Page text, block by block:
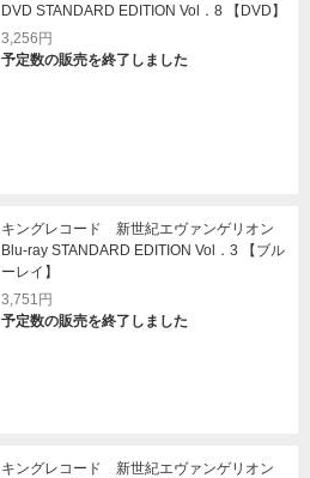
DVD STANDARD EDITION Vol．8 【DVD】
3,256円
予定数の販売を終了しました
キングレコード 新世紀エヴァンゲリオン
Blu-ray STANDARD EDITION Vol．3 【ブル
ーレイ】
3,751円
予定数の販売を終了しました
キングレコード 新世紀エヴァンゲリオン